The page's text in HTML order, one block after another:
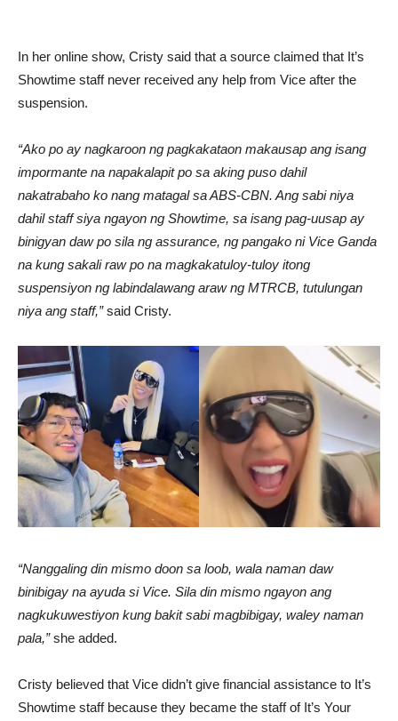
In her online show, Cristy said that a source claimed that It’s
Showtime staff never received any help from Vice after the
suspension.
“Ako po ay nagkaroon ng pagkakataon makausap ang isang
impormante na napakalapit po sa aking puso dahil
nakatrabaho ko nang matagal sa ABS-CBN. Ang sabi niya
dahil staff siya ngayon ng Showtime, sa isang pag-uusap ay
binigyan daw po sila ng assurance, ng pangako ni Vice Ganda
na kung sakali raw po na magkakatuloy-tuloy itong
suspensiyon ng labindalawang araw ng MTRCB, tutulungan
niya ang staff,”said Cristy.
“Nanggaling din mismo doon sa loob, wala naman daw
binibigay na ayuda si Vice. Sila din mismo ngayon ang
nagkukuwestiyon kung bakit sabi magbibigay, waley naman
pala,”she added.
Cristy believed that Vice didn’t give financial assistance to It’s
Showtime staff because they became the staff of It’s Your